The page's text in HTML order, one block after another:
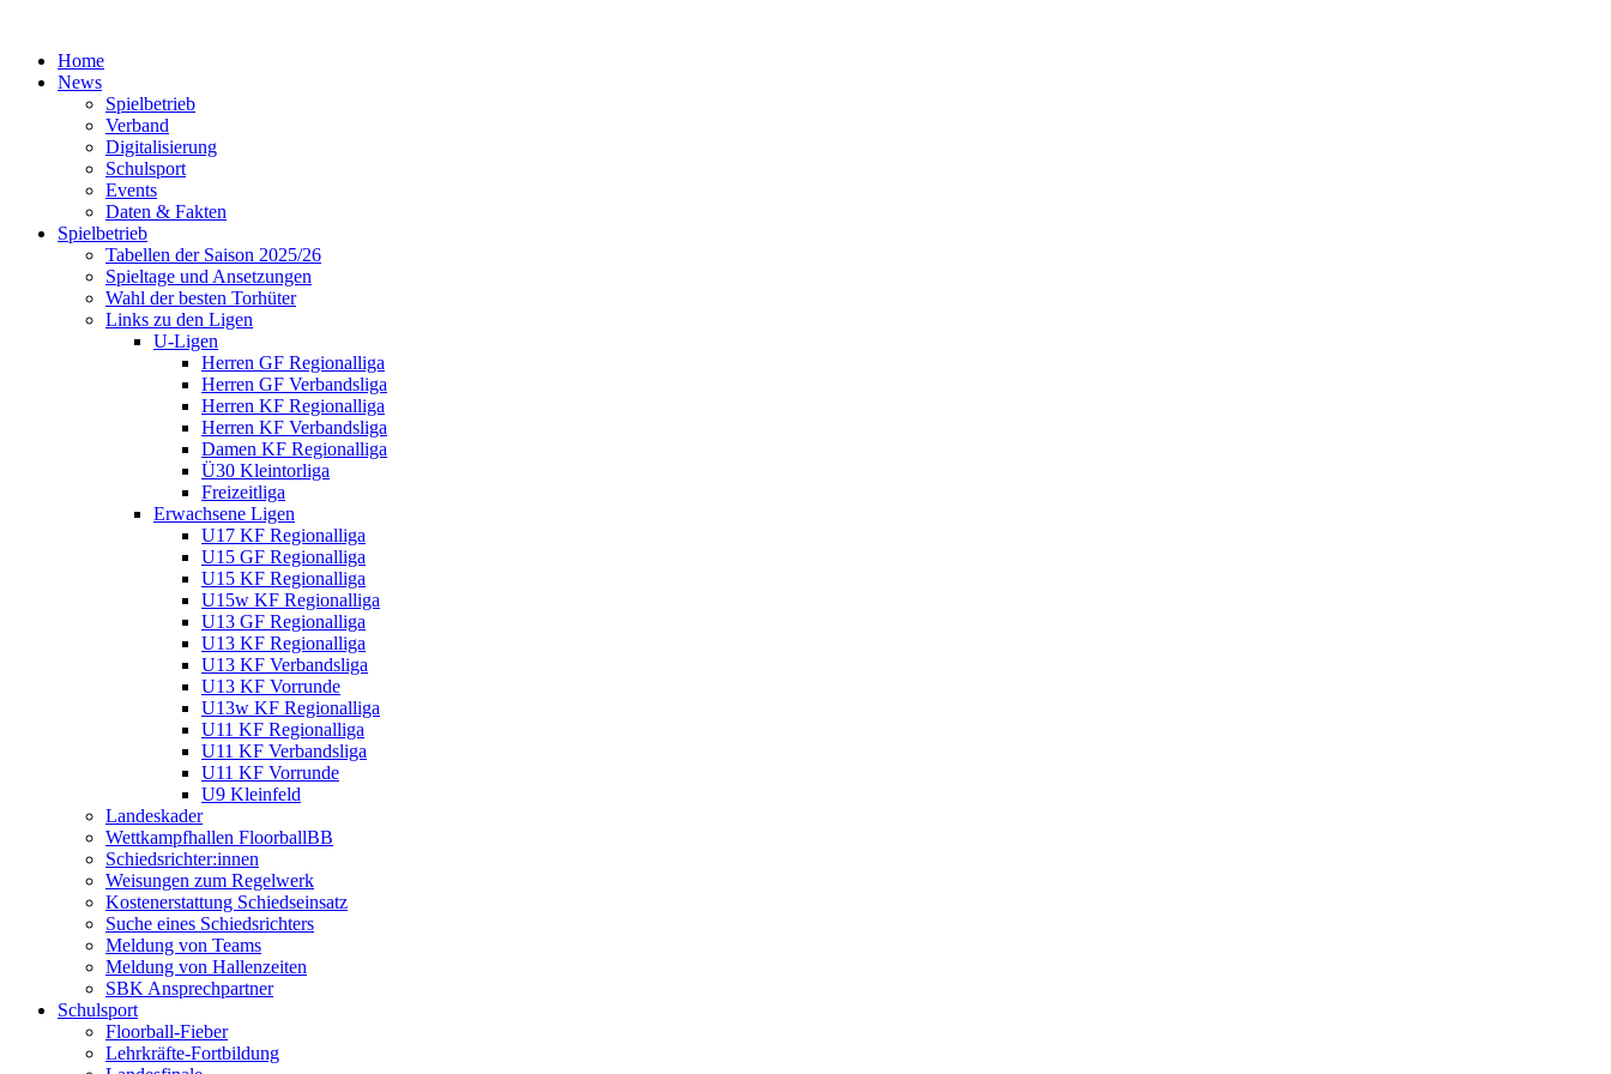
Home
News
Spielbetrieb
Verband
Digitalisierung
Schulsport
Events
Daten & Fakten
Spielbetrieb
Tabellen der Saison 2025/26
Spieltage und Ansetzungen
Wahl der besten Torhüter
Links zu den Ligen
U-Ligen
Herren GF Regionalliga
Herren GF Verbandsliga
Herren KF Regionalliga
Herren KF Verbandsliga
Damen KF Regionalliga
Ü30 Kleintorliga
Freizeitliga
Erwachsene Ligen
U17 KF Regionalliga
U15 GF Regionalliga
U15 KF Regionalliga
U15w KF Regionalliga
U13 GF Regionalliga
U13 KF Regionalliga
U13 KF Verbandsliga
U13 KF Vorrunde
U13w KF Regionalliga
U11 KF Regionalliga
U11 KF Verbandsliga
U11 KF Vorrunde
U9 Kleinfeld
Landeskader
Wettkampfhallen FloorballBB
Schiedsrichter:innen
Weisungen zum Regelwerk
Kostenerstattung Schiedseinsatz
Suche eines Schiedsrichters
Meldung von Teams
Meldung von Hallenzeiten
SBK Ansprechpartner
Schulsport
Floorball-Fieber
Lehrkräfte-Fortbildung